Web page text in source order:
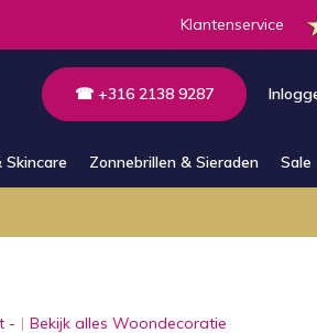
winkel Altijd bereikbaar via E-mail
Klantenservice
☎ +316 2138 9287
Zonnebrillen & Sieraden Sale
- Bekijk alles Woondecoratie